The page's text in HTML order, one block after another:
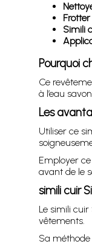
Simili
Pourquoi
Ce
à l’eau
Les
Utiliser ce
Employer
avant de le
simili cuir
Le simili cuir
vêtements.
Sa méthode